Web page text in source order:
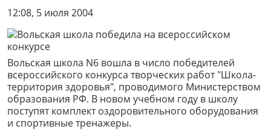
12:08, 5 июля 2004
Вольская школа N6 вошла в число победителей
всероссийского конкурса творческих работ "Школа-
территория здоровья", проводимого Министерством
образования РФ. В новом учебном году в школу
поступят комплект оздоровительного оборудования
и спортивные тренажеры.